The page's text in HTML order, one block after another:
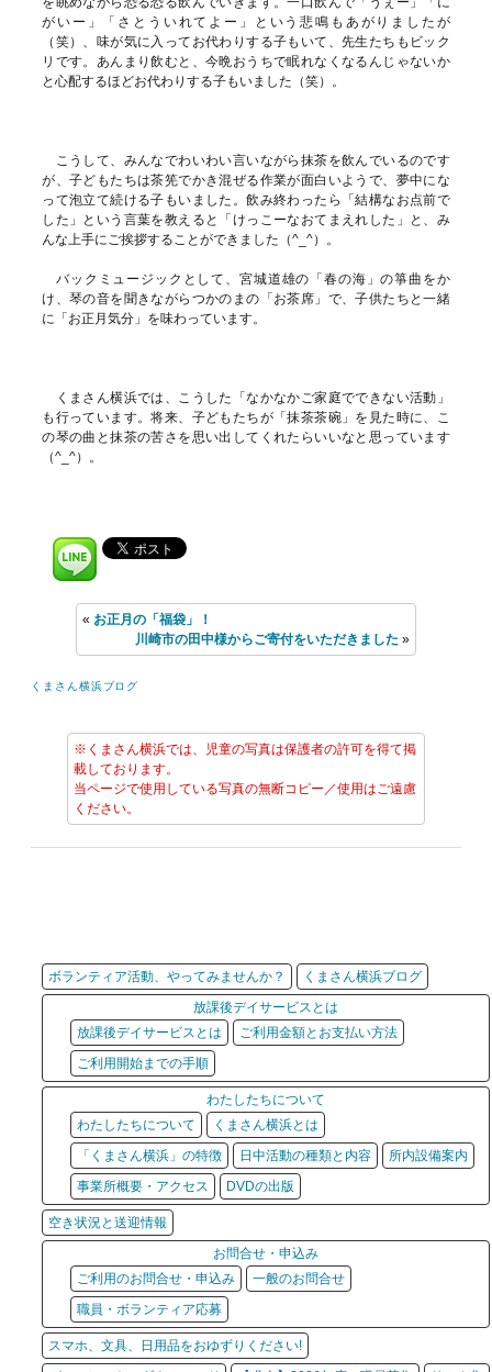
がいー」「さとういれてよー」という悲鳴もあがりましたが
（笑）、味が気に入ってお代わりする子もいて、先生たちもビック
リです。あんまり飲むと、今晩おうちで眠れなくなるんじゃないか
と心配するほどお代わりする子もいました（笑）。
こうして、みんなでわいわい言いながら抹茶を飲んでいるのです
が、子どもたちは茶筅でかき混ぜる作業が面白いようで、夢中にな
って泡立て続ける子もいました。飲み終わったら「結構なお点前で
した」という言葉を教えると「けっこーなおてまえれした」と、み
んな上手にご挨拶することができました（^_^）。
バックミュージックとして、宮城道雄の「春の海」の箏曲をか
け、琴の音を聞きながらつかのまの「お茶席」で、子供たちと一緒
に「お正月気分」を味わっています。
くまさん横浜では、こうした「なかなかご家庭でできない活動」
も行っています。将来、子どもたちが「抹茶茶碗」を見た時に、こ
の琴の曲と抹茶の苦さを思い出してくれたらいいなと思っています
（^_^）。
« お正月の「福袋」！
川崎市の田中様からご寄付をいただきました »
くまさん横浜ブログ
※くまさん横浜では、児童の写真は保護者の許可を得て掲
載しております。
当ページで使用している写真の無断コピー／使用はご遠慮
ください。
ボランティア活動、やってみませんか？
くまさん横浜ブログ
放課後デイサービスとは
放課後デイサービスとは
ご利用金額とお支払い方法
ご利用開始までの手順
わたしたちについて
わたしたちについて
くまさん横浜とは
「くまさん横浜」の特徴
日中活動の種類と内容
所内設備案内
事業所概要・アクセス
DVDの出版
空き状況と送迎情報
お問合せ・申込み
ご利用のお問合せ・申込み
一般のお問合せ
職員・ボランティア応募
スマホ、文具、日用品をおゆずりください!